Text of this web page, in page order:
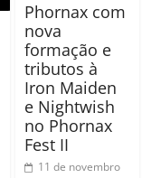
Phornax com
nova
formação e
tributos à
Iron Maiden
e Nightwish
no Phornax
Fest II
11 de novembro